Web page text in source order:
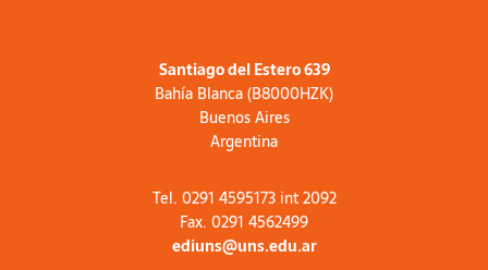
Santiago del Estero 639
Bahía Blanca (B8000HZK)
Buenos Aires
Argentina
Tel. 0291 4595173 int 2092
Fax. 0291 4562499
ediuns@uns.edu.ar